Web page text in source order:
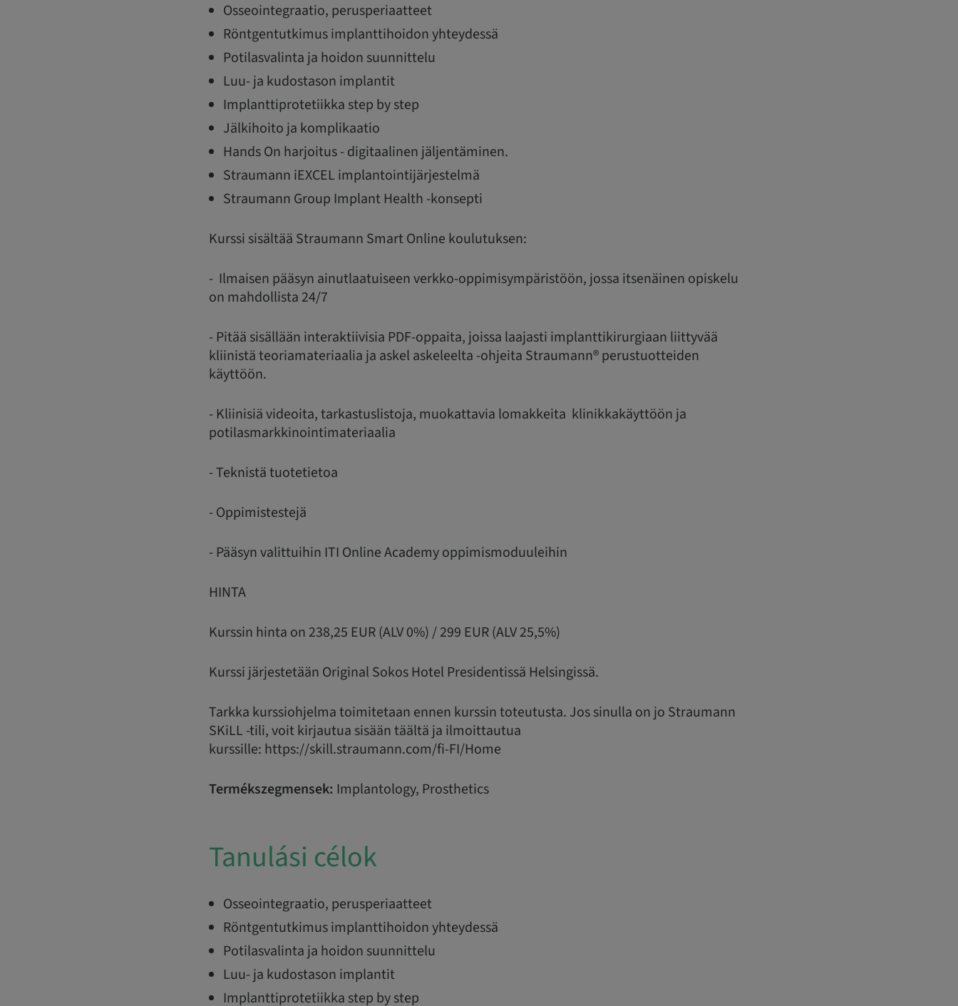
Osseointegraatio, perusperiaatteet
Röntgentutkimus implanttihoidon yhteydessä
Potilasvalinta ja hoidon suunnittelu
Luu- ja kudostason implantit
Implanttiprotetiikka step by step
Jälkihoito ja komplikaatio
Hands On harjoitus - digitaalinen jäljentäminen.
Straumann iEXCEL implantointijärjestelmä
Straumann Group Implant Health -konsepti
Kurssi sisältää Straumann Smart Online koulutuksen:
- Ilmaisen pääsyn ainutlaatuiseen verkko-oppimisympäristöön, jossa itsenäinen opiskelu
on mahdollista 24/7
- Pitää sisällään interaktiivisia PDF-oppaita, joissa laajasti implanttikirurgiaan liittyvää
kliinistä teoriamateriaalia ja askel askeleelta -ohjeita Straumann® perustuotteiden
käyttöön.
- Kliinisiä videoita, tarkastuslistoja, muokattavia lomakkeita klinikkakäyttöön ja
potilasmarkkinointimateriaalia
- Teknistä tuotetietoa
- Oppimistestejä
- Pääsyn valittuihin ITI Online Academy oppimismoduuleihin
HINTA
Kurssin hinta on 238,25 EUR (ALV 0%) / 299 EUR (ALV 25,5%)
Kurssi järjestetään Original Sokos Hotel Presidentissä Helsingissä.
Tarkka kurssiohjelma toimitetaan ennen kurssin toteutusta. Jos sinulla on jo Straumann
SKiLL -tili, voit kirjautua sisään täältä ja ilmoittautua
kurssille: https://skill.straumann.com/fi-FI/Home
Termékszegmensek: Implantology, Prosthetics
Tanulási célok
Osseointegraatio, perusperiaatteet
Röntgentutkimus implanttihoidon yhteydessä
Potilasvalinta ja hoidon suunnittelu
Luu- ja kudostason implantit
Implanttiprotetiikka step by step